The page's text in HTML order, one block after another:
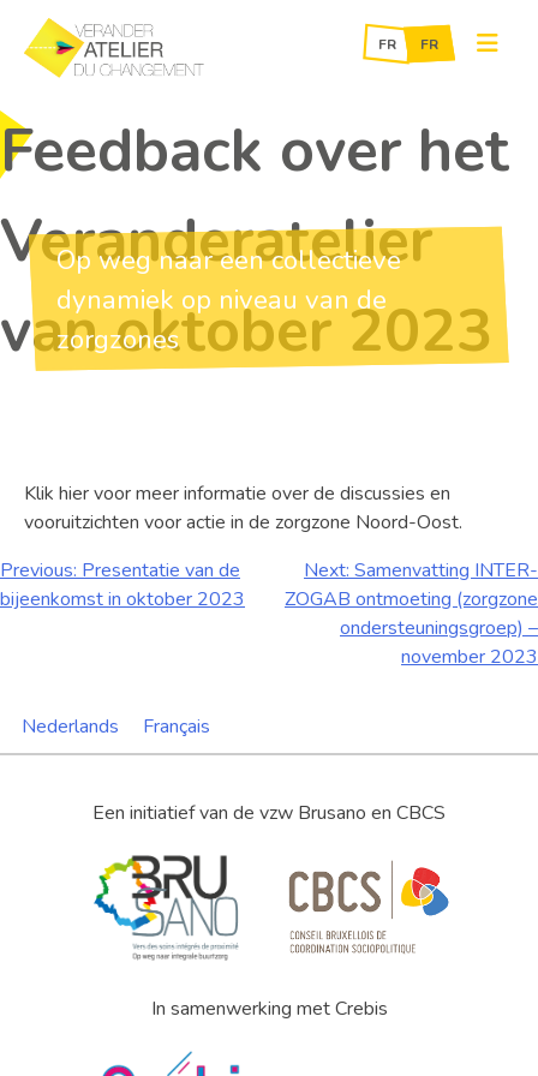
Skip
to
content
Op weg naar een collectieve
dynamiek op niveau van de
zorgzones
Feedback over het
Veranderatelier
van oktober 2023
Klik hier voor meer informatie over de discussies en
vooruitzichten voor actie in de zorgzone Noord-Oost.
Bericht
Previous: Presentatie van de
bijeenkomst in oktober 2023
Next: Samenvatting INTER-
ZOGAB ontmoeting (zorgzone
ondersteuningsgroep) –
november 2023
Nederlands Français
Een initiatief van de vzw Brusano en CBCS
In samenwerking met Crebis